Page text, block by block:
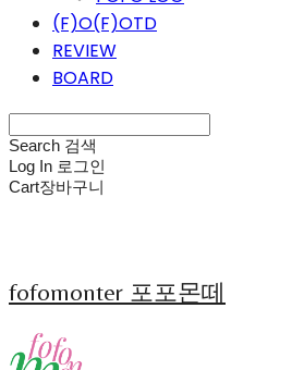
(F)O(F)OTD
REVIEW
BOARD
Search 검색
Log In 로그인
Cart장바구니
fofomonter 포포몬떼